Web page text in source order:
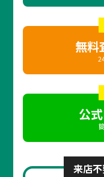
無料
公
来店